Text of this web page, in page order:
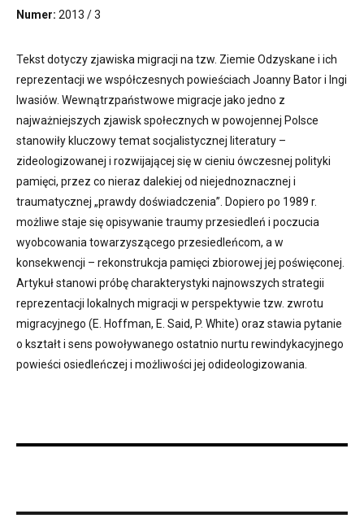
Numer: 2013 / 3
Tekst dotyczy zjawiska migracji na tzw. Ziemie Odzyskane i ich
reprezentacji we współczesnych powieściach Joanny Bator i Ingi
Iwasiów. Wewnątrzpaństwowe migracje jako jedno z
najważniejszych zjawisk społecznych w powojennej Polsce
stanowiły kluczowy temat socjalistycznej literatury –
zideologizowanej i rozwijającej się w cieniu ówczesnej polityki
pamięci, przez co nieraz dalekiej od niejednoznacznej i
traumatycznej „prawdy doświadczenia”. Dopiero po 1989 r.
możliwe staje się opisywanie traumy przesiedleń i poczucia
wyobcowania towarzyszącego przesiedleńcom, a w
konsekwencji – rekonstrukcja pamięci zbiorowej jej poświęconej.
Artykuł stanowi próbę charakterystyki najnowszych strategii
reprezentacji lokalnych migracji w perspektywie tzw. zwrotu
migracyjnego (E. Hoffman, E. Said, P. White) oraz stawia pytanie
o kształt i sens powoływanego ostatnio nurtu rewindykacyjnego
powieści osiedleńczej i możliwości jej odideologizowania.